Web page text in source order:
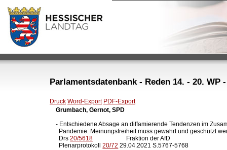
Parlamentsdatenbank - Reden 14. - 20. WP
Druck Word-Export PDF-Export
Grumbach, Gernot, SPD
- Entschiedene Absage an diffamierende Tendenzen im
Pandemie: Meinungsfreiheit muss gewahrt und geschützt
  Drs
20/5618
                      Fraktion der AfD
  Plenarprotokoll
20/72 29.04.2021 S.5767-5768